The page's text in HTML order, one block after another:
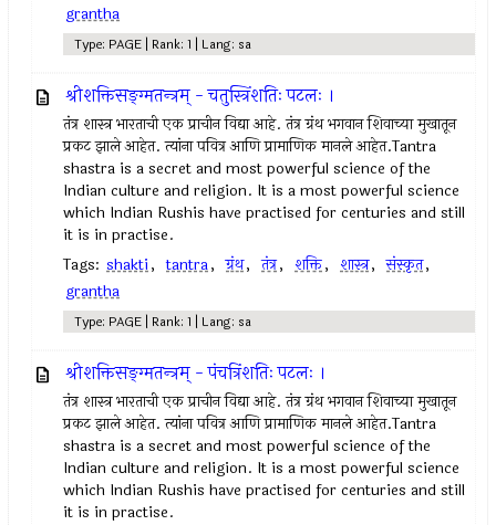
grantha
Type: PAGE | Rank: 1 | Lang: sa
श्रीशक्तिसङ्ग्मतन्त्रम् - चतुस्त्रिंशतिः पटलः ।
तंत्र शास्त्र भारताची एक प्राचीन विद्या आहे. तंत्र ग्रंथ भगवान शिवाच्या मुखातून
प्रकट झाले आहेत. त्यांना पवित्र आणि प्रामाणिक मानले आहेत.Tantra
shastra is a secret and most powerful science of the
Indian culture and religion. It is a most powerful science
which Indian Rushis have practised for centuries and still
it is in practise.
Tags: shakti, tantra, ग्रंथ, तंत्र, शक्ति, शास्त्र, संस्कृत,
grantha
Type: PAGE | Rank: 1 | Lang: sa
श्रीशक्तिसङ्ग्मतन्त्रम् - पंचत्रिंशतिः पटलः ।
तंत्र शास्त्र भारताची एक प्राचीन विद्या आहे. तंत्र ग्रंथ भगवान शिवाच्या मुखातून
प्रकट झाले आहेत. त्यांना पवित्र आणि प्रामाणिक मानले आहेत.Tantra
shastra is a secret and most powerful science of the
Indian culture and religion. It is a most powerful science
which Indian Rushis have practised for centuries and still
it is in practise.